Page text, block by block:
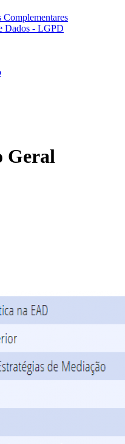
Dados - LGPD
Geral